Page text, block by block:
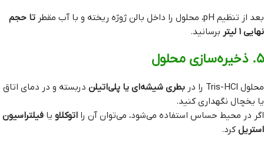
بعد از تنظیم pH، محلول را داخل بالن ژوژه ریخته و با آب مقطر
تا حجم
نهایی ۱ لیتر
برسانید.
۵. ذخیره‌سازی محلول
محلول Tris-HCl را در بطری شیشه‌ای یا پلی‌اتیلن دربسته و در دمای اتاق
یا یخچال نگهداری کنید.
اگر در محیط حساس استفاده می‌شود، می‌توان آن را اتوکلاو یا فیلتراسیون
استریل کرد.